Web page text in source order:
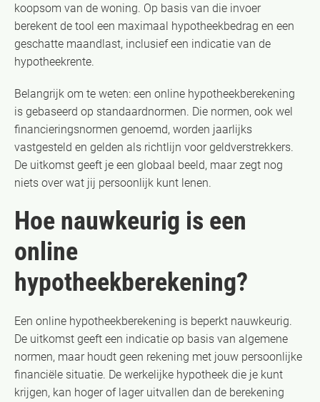
koopsom van de woning. Op basis van die invoer
berekent de tool een maximaal hypotheekbedrag en een
geschatte maandlast, inclusief een indicatie van de
hypotheekrente.
Belangrijk om te weten: een online hypotheekberekening
is gebaseerd op standaardnormen. Die normen, ook wel
financieringsnormen genoemd, worden jaarlijks
vastgesteld en gelden als richtlijn voor geldverstrekkers.
De uitkomst geeft je een globaal beeld, maar zegt nog
niets over wat jij persoonlijk kunt lenen.
Hoe nauwkeurig is een
online
hypotheekberekening?
Een online hypotheekberekening is beperkt nauwkeurig.
De uitkomst geeft een indicatie op basis van algemene
normen, maar houdt geen rekening met jouw persoonlijke
financiële situatie. De werkelijke hypotheek die je kunt
krijgen, kan hoger of lager uitvallen dan de berekening